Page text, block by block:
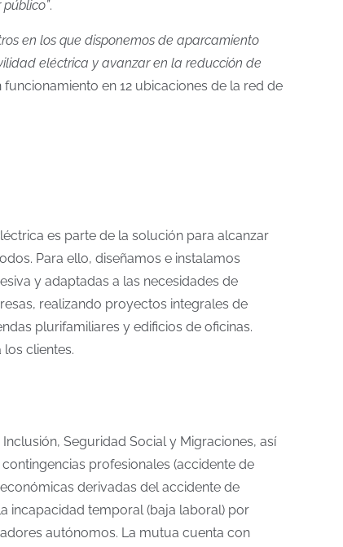
.
en los que disponemos de aparcamiento
eléctrica y avanzar en la reducción de
en 12 ubicaciones de la red de
es parte de la solución para alcanzar
Para ello, diseñamos e instalamos
y adaptadas a las necesidades de
realizando proyectos integrales de
plurifamiliares y edificios de oficinas.
clientes.
Seguridad Social y Migraciones, así
profesionales (accidente de
derivadas del accidente de
incapacidad temporal (baja laboral) por
autónomos. La mutua cuenta con